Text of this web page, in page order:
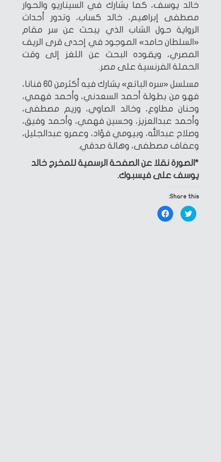
خالد يوسف، كما يشارك في السيناريو والحوار
مصطفى إبراهيم، خالد كساب، وتدور أحداث
الرواية حول الشاب الذي يبحث عن سر مقام
«السلطان حامد» الموجود في إحدى قرى الريف
المصري، ويقوده البحث عن اللغز إلى وقت
الحملة الفرنسية على مصر.
مسلسل «سره الباتع» يشارك فيه أكثرمن 60 فنانا،
فهو من بطولة أحمد السعدني، وأحمد فهمي،
وحنان مطاوع، وخالد الصاوي، وريم مصطفى،
وأحمد عبدالعزيز، وحسين فهمي، وأحمد وفيق،
وصلاح عبدالله، وبيومي فؤاد، وعمرو عبدالجليل،
وعفاف مصطفى، وهالة صدقي.
*الصورة نقلا عن الصفحة الرسمية للمخرج خالد
يوسف على فيسبوك.
Share this:
Click
to
share
Click
to